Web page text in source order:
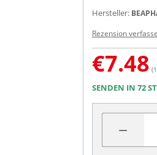
Hersteller:
Rezension
€7.48
SENDEN IN 72
−